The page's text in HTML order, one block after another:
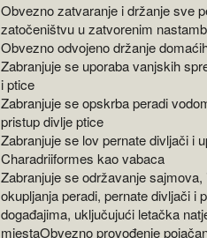
Obvezno zatvaranje i držanje sve
zatočeništvu u zatvorenim
Obvezno odvojeno držanje
Zabranjuje se uporaba vanjskih
i ptice
Zabranjuje se opskrba peradi
pristup divlje ptice
Zabranjuje se lov pernate divljači i
Charadriiformes kao vabaca
Zabranjuje se održavanje
okupljanja peradi, pernate divljači i
događajima, uključujući letačka
mjestaObvezno provođenje